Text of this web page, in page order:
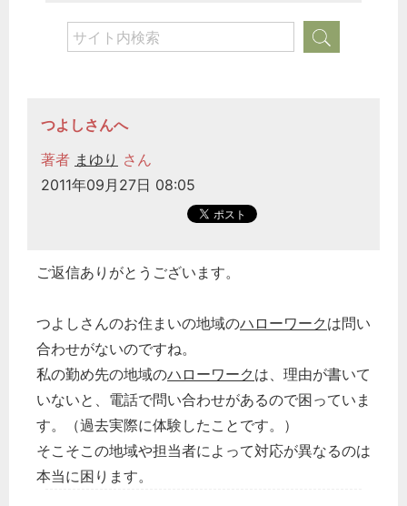
つよしさんへ
著者 まゆり さん
2011年09月27日 08:05
ご返信ありがとうございます。
つよしさんのお住まいの地域のハローワーク は問い
合わせがないのですね。
私の勤め先の地域のハローワーク は、理由が書いて
いないと、電話で問い合わせがあるので困っていま
す。（過去実際に体験したことです。）
そこそこの地域や担当者によって対応が異なるのは
本当に困ります。